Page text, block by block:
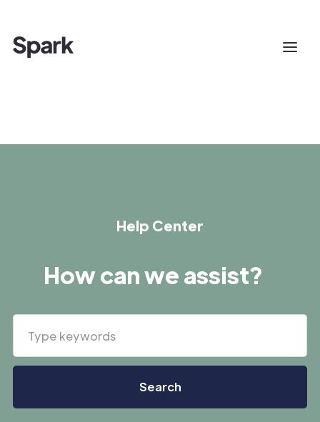
Help Center
How can we assist?